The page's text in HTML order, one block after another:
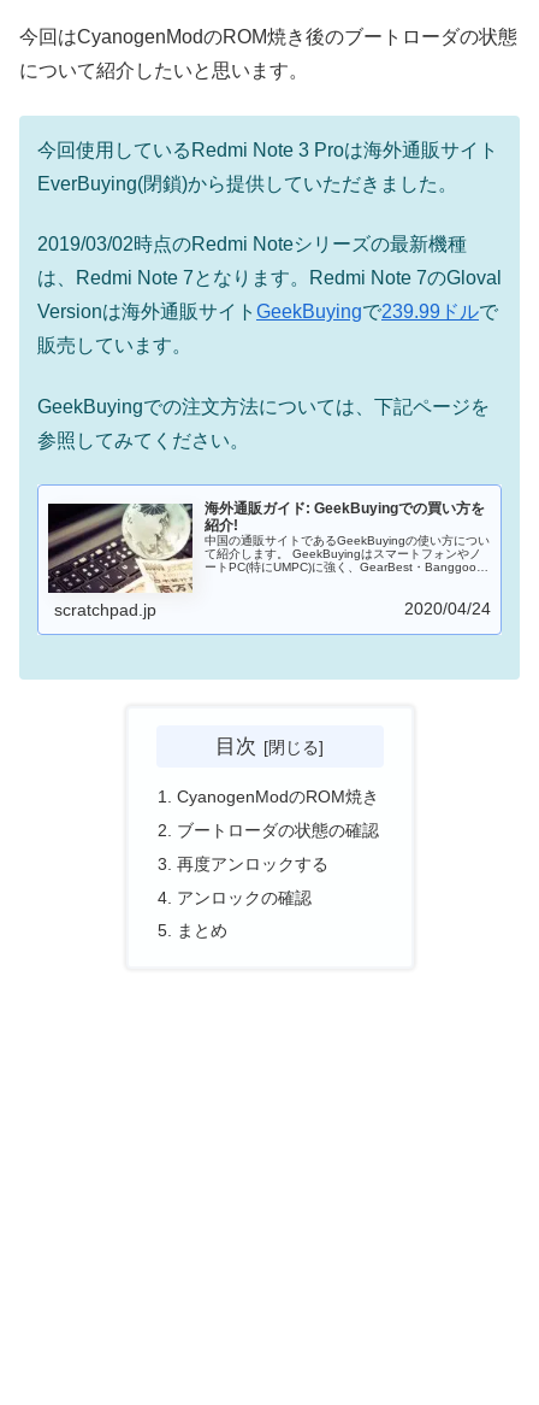
今回はCyanogenModのROM焼き後のブートローダの状態
について紹介したいと思います。
今回使用しているRedmi Note 3 Proは海外通販サイト
EverBuying(閉鎖)から提供していただきました。
2019/03/02時点のRedmi Noteシリーズの最新機種
は、Redmi Note 7となります。Redmi Note 7のGloval
Versionは海外通販サイト GeekBuyingで239.99ドルで
販売しています。
GeekBuyingでの注文方法については、下記ページを
参照してみてください。
海外通販ガイド: GeekBuyingでの買い方を
紹介!
中国の通販サイトであるGeekBuyingの使い方につい
て紹介します。 GeekBuyingはスマートフォンやノ
ートPC(特にUMPC)に強く、GearBest・Banggood
scratchpad.jp 2020/04/24
目次
CyanogenModのROM焼き
ブートローダの状態の確認
再度アンロックする
アンロックの確認
まとめ